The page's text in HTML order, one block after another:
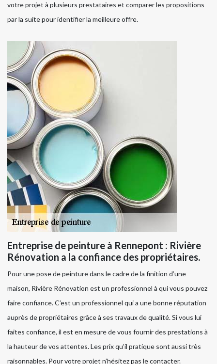
votre projet à plusieurs prestataires et comparer les propositions
par la suite pour identifier la meilleure offre.
Entreprise de peinture à Rennepont : Rivière
Rénovation a la confiance des propriétaires.
Pour une pose de peinture dans le cadre de la finition d’une
maison, Rivière Rénovation est un professionnel à qui vous pouvez
faire confiance. C’est un professionnel qui a une bonne réputation
auprès de propriétaires grâce à ses travaux de qualité. Si vous lui
faites confiance, il est en mesure de vous fournir des prestations à
la hauteur de vos attentes. Les prix qu’il pratique sont aussi très
raisonnables. Pour votre projet n’hésitez pas le contacter.